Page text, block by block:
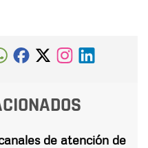
de atención de